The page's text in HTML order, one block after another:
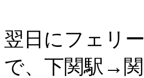
翌日にフェリ
で、下関駅→